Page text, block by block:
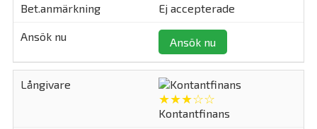
Ej accepterade
Ansök nu
★★★☆☆
Kontantfinans